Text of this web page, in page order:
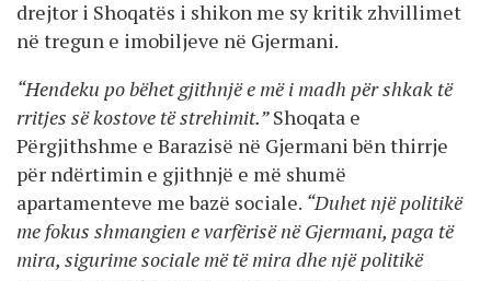
drejtor i Shoqatës i shikon me sy kritik zhvillimet
në tregun e imobiljeve në Gjermani.
“Hendeku po bëhet gjithnjë e më i madh për shkak të
rritjes së kostove të strehimit.”Shoqata e
Përgjithshme e Barazisë në Gjermani bën thirrje
për ndërtimin e gjithnjë e më shumë
apartamenteve me bazë sociale. “Duhet një politikë
me fokus shmangien e varfërisë në Gjermani, paga të
mira, sigurime sociale më të mira dhe një politikë